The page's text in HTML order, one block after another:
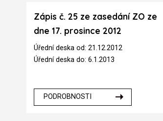
Zápis č. 25 ze zasedání ZO ze
dne 17. prosince 2012
Úřední deska od: 21.12.2012
Úřední deska do: 6.1.2013
PODROBNOSTI